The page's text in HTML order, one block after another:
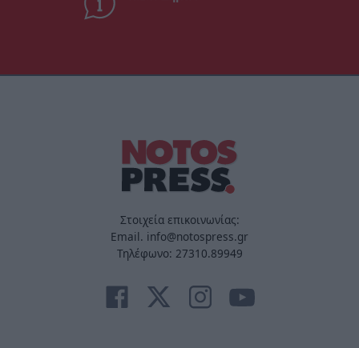
Στοιχεία επικοινωνίας:
Email. info@notospress.gr
Τηλέφωνο: 27310.89949